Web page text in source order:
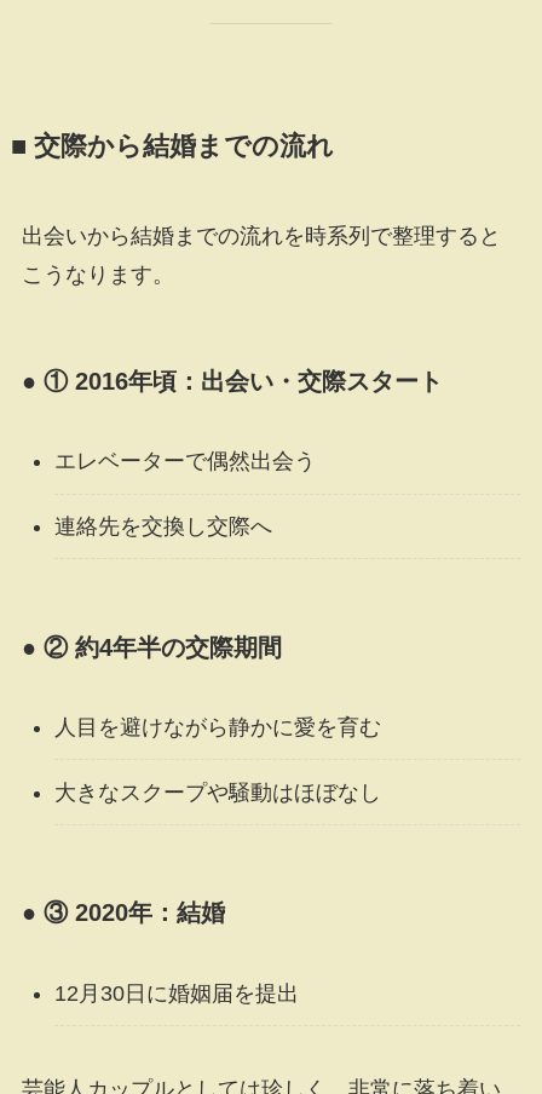
■ 交際から結婚までの流れ
出会いから結婚までの流れを時系列で整理すると
こうなります。
● ① 2016年頃：出会い・交際スタート
エレベーターで偶然出会う
連絡先を交換し交際へ
● ② 約4年半の交際期間
人目を避けながら静かに愛を育む
大きなスクープや騒動はほぼなし
● ③ 2020年：結婚
12月30日に婚姻届を提出